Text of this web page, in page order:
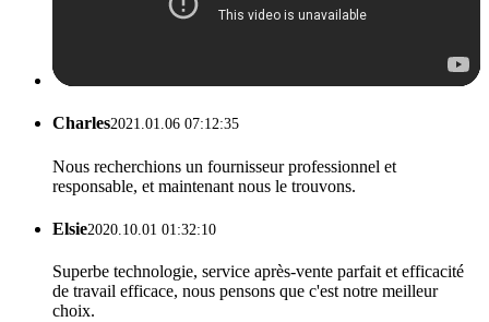
Charles2021.01.06 07:12:35
Nous recherchions un fournisseur professionnel et
responsable, et maintenant nous le trouvons.
Elsie2020.10.01 01:32:10
Superbe technologie, service après-vente parfait et efficacité
de travail efficace, nous pensons que c'est notre meilleur
choix.